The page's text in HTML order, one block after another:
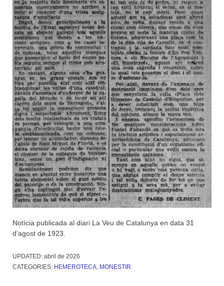
Notícia publicada al diari La Veu de Catalunya en data 31
d’agost de 1923.
UPDATED: abril de 2026
CATEGORIES: HEMEROTECA, MONESTIR